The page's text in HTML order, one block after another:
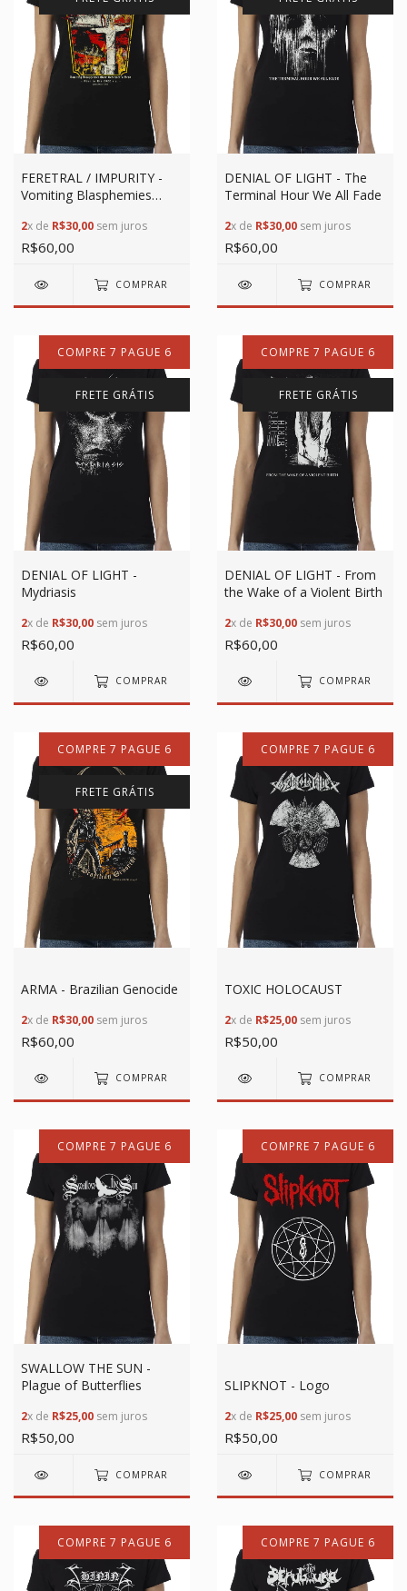
FERETRAL / IMPURITY -
Vomiting Blasphemies
2x de R$30,00 sem juros
R$60,00
COMPRAR
DENIAL OF LIGHT - The
Terminal Hour We All Fade
2x de R$30,00 sem juros
R$60,00
COMPRAR
COMPRE 7 PAGUE 6
FRETE GRÁTIS
DENIAL OF LIGHT -
Mydriasis
2x de R$30,00 sem juros
R$60,00
COMPRAR
COMPRE 7 PAGUE 6
FRETE GRÁTIS
DENIAL OF LIGHT - From
the Wake of a Violent Birth
2x de R$30,00 sem juros
R$60,00
COMPRAR
COMPRE 7 PAGUE 6
FRETE GRÁTIS
ARMA - Brazilian Genocide
2x de R$30,00 sem juros
R$60,00
COMPRAR
COMPRE 7 PAGUE 6
TOXIC HOLOCAUST
2x de R$25,00 sem juros
R$50,00
COMPRAR
COMPRE 7 PAGUE 6
SWALLOW THE SUN -
Plague of Butterflies
2x de R$25,00 sem juros
R$50,00
COMPRAR
COMPRE 7 PAGUE 6
SLIPKNOT - Logo
2x de R$25,00 sem juros
R$50,00
COMPRAR
COMPRE 7 PAGUE 6 COMPRE 7 PAGUE 6